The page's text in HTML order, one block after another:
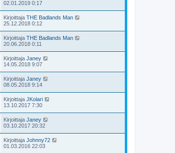
02.01.2019 0:17
Kirjoittaja THE Badlands Man
25.12.2018 0:12
Kirjoittaja THE Badlands Man
20.06.2018 0:11
Kirjoittaja Janey
14.05.2018 9:07
Kirjoittaja Janey
08.05.2018 9:14
Kirjoittaja JKolari
13.10.2017 7:30
Kirjoittaja Janey
03.10.2017 20:32
Kirjoittaja Johnny72
01.03.2016 22:03